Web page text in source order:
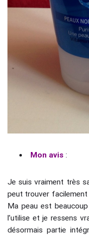
Mon avis :
Je suis vraiment très
peut trouver
Ma peau est
l’utilise et je ressens
désormais partie